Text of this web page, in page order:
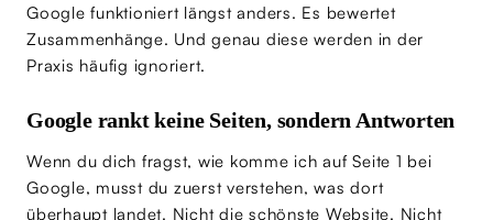
Google funktioniert längst anders. Es bewertet
Zusammenhänge. Und genau diese werden in der
Praxis häufig ignoriert.
Google rankt keine Seiten, sondern Antworten
Wenn du dich fragst, wie komme ich auf Seite 1 bei
Google, musst du zuerst verstehen, was dort
überhaupt landet. Nicht die schönste Website. Nicht